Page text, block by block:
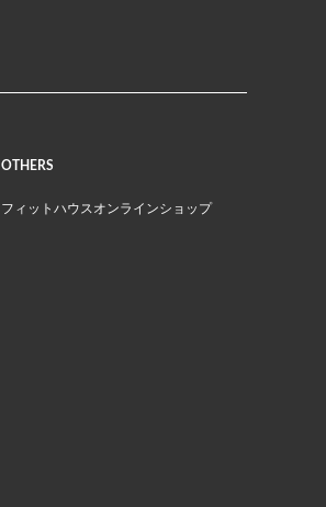
OTHERS
フィットハウスオンラインショップ